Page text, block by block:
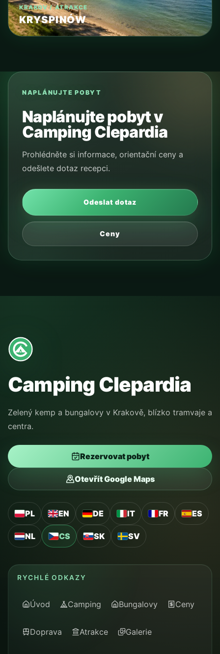
KRAKOV / ATRAKCE
KRYSPINÓW
NAPLÁNUJTE POBYT
Naplánujte pobyt v
Camping Clepardia
Prohlédněte si informace, orientační ceny a
odešlete dotaz recepci.
Odeslat dotaz
Ceny
Camping Clepardia
Zelený kemp a bungalovy v Krakově, blízko tramvaje a
centra.
Rezervovat pobyt
Otevřít Google Maps
PL EN DE IT FR ES
NL CS SK SV
RYCHLÉ ODKAZY
Úvod Camping Bungalovy Ceny
Doprava Atrakce Galerie